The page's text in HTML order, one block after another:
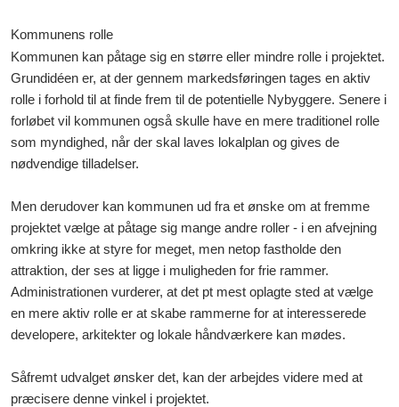
Kommunens rolle
Kommunen kan påtage sig en større eller mindre rolle i projektet.
Grundidéen er, at der gennem markedsføringen tages en aktiv
rolle i forhold til at finde frem til de potentielle Nybyggere. Senere i
forløbet vil kommunen også skulle have en mere traditionel rolle
som myndighed, når der skal laves lokalplan og gives de
nødvendige tilladelser.
Men derudover kan kommunen ud fra et ønske om at fremme
projektet vælge at påtage sig mange andre roller - i en afvejning
omkring ikke at styre for meget, men netop fastholde den
attraktion, der ses at ligge i muligheden for frie rammer.
Administrationen vurderer, at det pt mest oplagte sted at vælge
en mere aktiv rolle er at skabe rammerne for at interesserede
developere, arkitekter og lokale håndværkere kan mødes.
Såfremt udvalget ønsker det, kan der arbejdes videre med at
præcisere denne vinkel i projektet.